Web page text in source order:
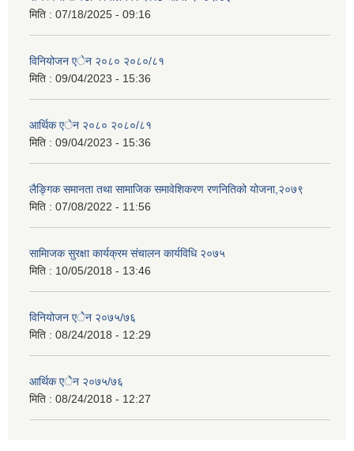
मिति : 07/18/2025 - 09:16
विनियोजन एेन २०८० २०८०/८१
मिति : 09/04/2023 - 15:36
आर्थिक एेन २०८० २०८०/८१
मिति : 09/04/2023 - 15:36
लैङ्गिक समानता तथा सामाजिक समावेशिकरण रणनितिको योजना,२०७९
मिति : 07/08/2022 - 11:56
सामािजक सुरक्षा कार्यक्रम संचालन कार्यविधि २०७५
मिति : 10/05/2018 - 13:46
विनियोजन एेेन २०७५/७६
मिति : 08/24/2018 - 12:29
आर्थिक एेेन २०७५/७६
मिति : 08/24/2018 - 12:27